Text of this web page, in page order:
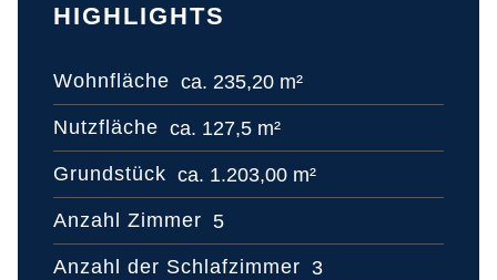
HIGHLIGHTS
Wohnfläche ca. 235,20 m²
Nutzfläche ca. 127,5 m²
Grundstück ca. 1.203,00 m²
Anzahl Zimmer 5
Anzahl der Schlafzimmer 3